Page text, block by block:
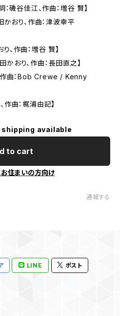
谷佳江、作曲：増谷 賢】
おり、作曲：津波幸平
、作曲：増谷 賢】
おり、作曲：長田直之】
曲：Bob Crewe / Kenny
曲：梶浦由記】
available
to cart
住まいの方向け
通報する
LINE ポスト